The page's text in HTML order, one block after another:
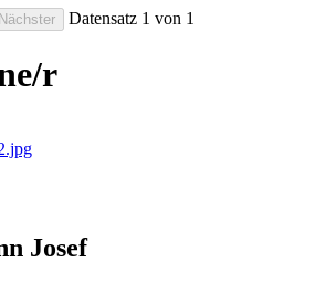
Datensatz 1 von 1
r
Josef